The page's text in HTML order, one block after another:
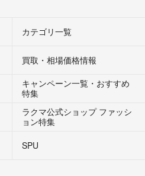
カテゴリ一覧
買取・相場価格情報
キャンペーン一覧・おすすめ
特集
ラクマ公式ショップ ファッシ
ョン特集
SPU